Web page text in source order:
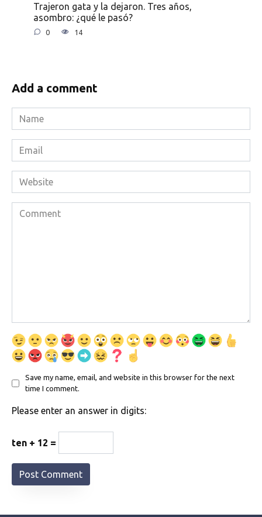
Trajeron gata y la dejaron. Tres años,
asombro: ¿qué le pasó?
0 14
Add a comment
Name
*
Email
*
Website
Comment
Save my name, email, and website in this browser for the next
time I comment.
Please enter an answer in digits:
ten + 12 =